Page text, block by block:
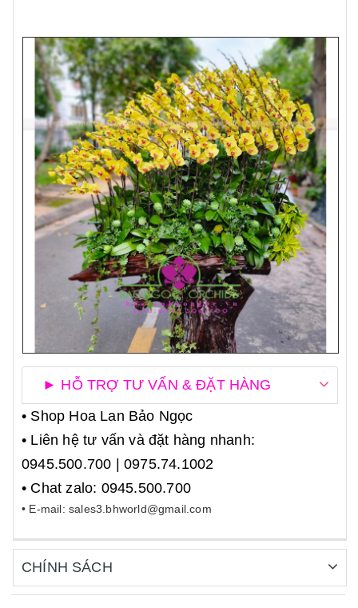
► HỖ TRỢ TƯ VẤN & ĐẶT HÀNG
• Shop Hoa Lan Bảo Ngọc
• Liên hệ tư vấn và đặt hàng nhanh:
0945.500.700 | 0975.74.1002
• Chat zalo: 0945.500.700
• E-mail: sales3.bhworld@gmail.com
CHÍNH SÁCH